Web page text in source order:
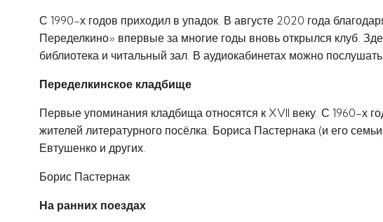
С 1990-х годов приходил в упадок. В августе 2020 года
Переделкино» впервые за многие годы вновь открылся клуб.
библиотека и читальный зал. В аудиокабинетах можно
Переделкинское кладбище
Первые упоминания кладбища относятся к XVII веку. С 1960-х
жителей литературного посёлка: Бориса Пастернака (и его
Евтушенко и других.
Борис Пастернак
На ранних поездах